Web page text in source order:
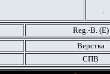
.
Reg.-B. (E)
Верстка
СПВ